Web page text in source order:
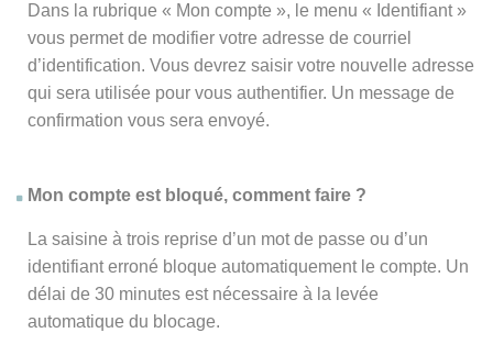
Dans la rubrique « Mon compte », le menu « Identifiant »
vous permet de modifier votre adresse de courriel
d’identification. Vous devrez saisir votre nouvelle adresse
qui sera utilisée pour vous authentifier. Un message de
confirmation vous sera envoyé.
Mon compte est bloqué, comment faire ?
La saisine à trois reprise d’un mot de passe ou d’un
identifiant erroné bloque automatiquement le compte. Un
délai de 30 minutes est nécessaire à la levée
automatique du blocage.